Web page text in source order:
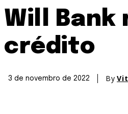
Will Bank
crédito
3 de novembro de 2022 By